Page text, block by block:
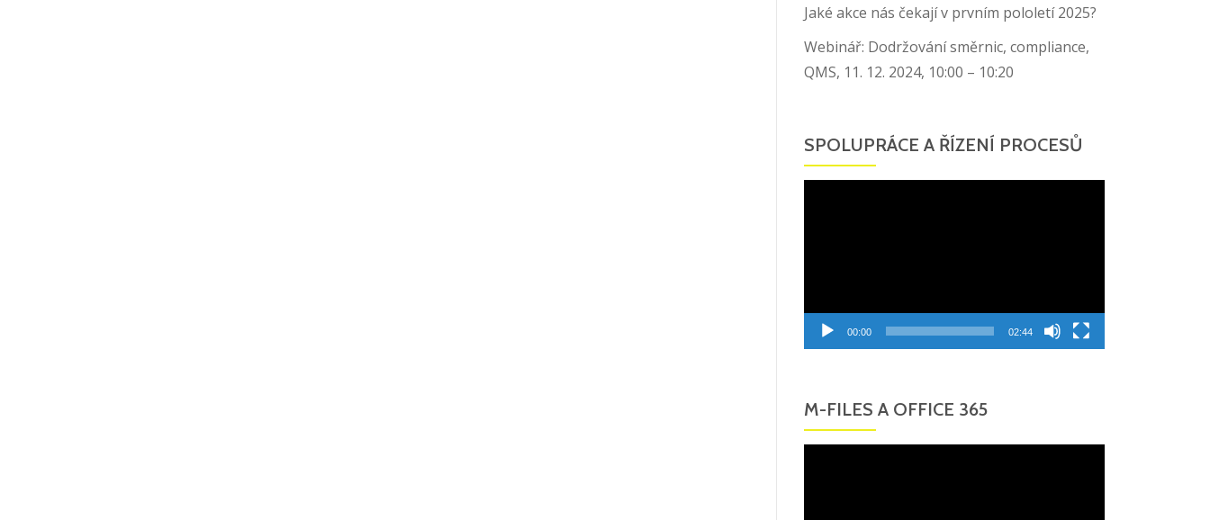
Jaké akce nás čekají v prvním pololetí 2025?
Webinář: Dodržování směrnic, compliance,
QMS, 11. 12. 2024, 10:00 – 10:20
SPOLUPRÁCE A ŘÍZENÍ PROCESŮ
00:00 02:44
M-FILES A OFFICE 365